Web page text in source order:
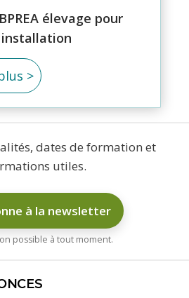
élevage pour
installation
>
dates de formation et
utiles.
à la newsletter
possible à tout moment.